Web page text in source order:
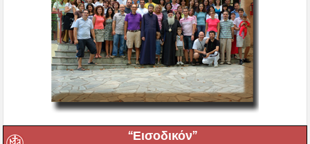
“Εισοδικόν”